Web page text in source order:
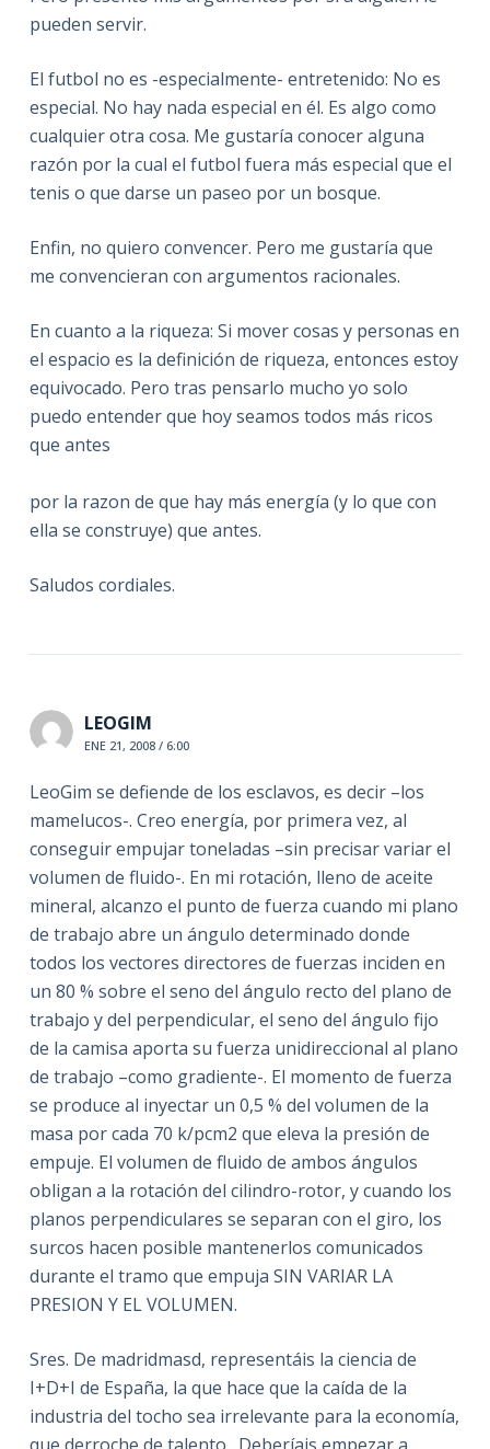
pueden servir.
El futbol no es -especialmente- entretenido: No es
especial. No hay nada especial en él. Es algo como
cualquier otra cosa. Me gustaría conocer alguna
razón por la cual el futbol fuera más especial que el
tenis o que darse un paseo por un bosque.
Enfin, no quiero convencer. Pero me gustaría que
me convencieran con argumentos racionales.
En cuanto a la riqueza: Si mover cosas y personas en
el espacio es la definición de riqueza, entonces estoy
equivocado. Pero tras pensarlo mucho yo solo
puedo entender que hoy seamos todos más ricos
que antes
por la razon de que hay más energía (y lo que con
ella se construye) que antes.
Saludos cordiales.
LEOGIM
ENE 21, 2008 / 6:00
LeoGim se defiende de los esclavos, es decir –los
mamelucos-. Creo energía, por primera vez, al
conseguir empujar toneladas –sin precisar variar el
volumen de fluido-. En mi rotación, lleno de aceite
mineral, alcanzo el punto de fuerza cuando mi plano
de trabajo abre un ángulo determinado donde
todos los vectores directores de fuerzas inciden en
un 80 % sobre el seno del ángulo recto del plano de
trabajo y del perpendicular, el seno del ángulo fijo
de la camisa aporta su fuerza unidireccional al plano
de trabajo –como gradiente-. El momento de fuerza
se produce al inyectar un 0,5 % del volumen de la
masa por cada 70 k/pcm2 que eleva la presión de
empuje. El volumen de fluido de ambos ángulos
obligan a la rotación del cilindro-rotor, y cuando los
planos perpendiculares se separan con el giro, los
surcos hacen posible mantenerlos comunicados
durante el tramo que empuja SIN VARIAR LA
PRESION Y EL VOLUMEN.
Sres. De madridmasd, representáis la ciencia de
I+D+I de España, la que hace que la caída de la
industria del tocho sea irrelevante para la economía,